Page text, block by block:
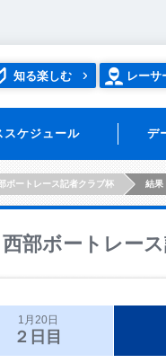
知る楽しむ レーサ
スケジュール デ
ボートレース記者クラブ杯 結果
西部ボートレー
1月20日
２日目